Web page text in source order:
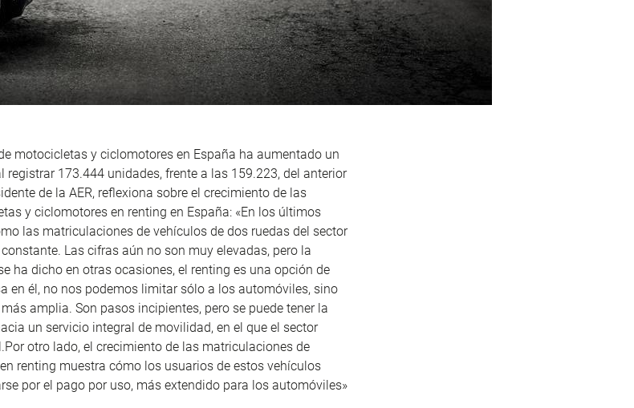
motocicletas y ciclomotores en España ha aumentado un
registrar 173.444 unidades, frente a las 159.223, del anterior
de la AER, reflexiona sobre el crecimiento de las
y ciclomotores en renting en España: «En los últimos
las matriculaciones de vehículos de dos ruedas del sector
Las cifras aún no son muy elevadas, pero la
ha dicho en otras ocasiones, el renting es una opción de
en él, no nos podemos limitar sólo a los automóviles, sino
amplia. Son pasos incipientes, pero se puede tener la
un servicio integral de movilidad, en el que el sector
otro lado, el crecimiento de las matriculaciones de
renting muestra cómo los usuarios de estos vehículos
por el pago por uso, más extendido para los automóviles»